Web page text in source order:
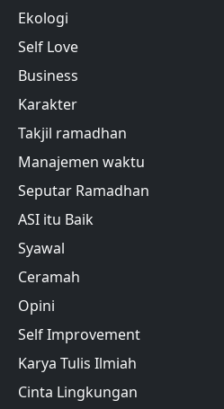
Ekologi
Self Love
Business
Karakter
Takjil ramadhan
Manajemen waktu
Seputar Ramadhan
ASI itu Baik
Syawal
Ceramah
Opini
Self Improvement
Karya Tulis Ilmiah
Cinta Lingkungan